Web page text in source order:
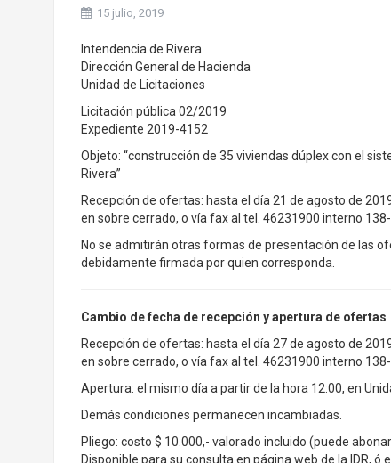
15 julio, 2019
Intendencia de Rivera
Dirección General de Hacienda
Unidad de Licitaciones
Licitación pública 02/2019
Expediente 2019-4152
Objeto: “construcción de 35 viviendas dúplex con el
Rivera”
Recepción de ofertas: hasta el día 21 de agosto de
en sobre cerrado, o vía fax al tel. 46231900 interno
No se admitirán otras formas de presentación de las
debidamente firmada por quien corresponda.
Cambio de fecha de recepción y apertura de ofertas
Recepción de ofertas: hasta el día 27 de agosto de
en sobre cerrado, o vía fax al tel. 46231900 interno
Apertura: el mismo día a partir de la hora 12:00, en
Demás condiciones permanecen incambiadas.
Pliego: costo $ 10.000,- valorado incluido (puede
Disponible para su consulta en página web de la IDR,